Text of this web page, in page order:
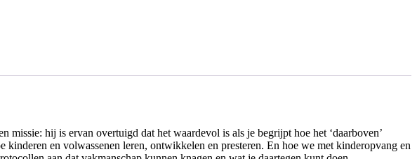
hij is ervan overtuigd dat het waardevol is als je begrijpt hoe het ‘daarboven’
en volwassenen leren, ontwikkelen en presteren. En hoe we met kinderopvang en